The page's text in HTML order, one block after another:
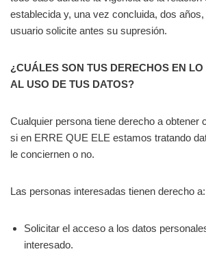
establecida y, una vez concluida, dos
usuario solicite antes su supresión.
¿CUÁLES SON TUS DERECHOS EN
AL USO DE TUS DATOS?
Cualquier persona tiene derecho a obtener
si en ERRE QUE ELE estamos tratando
le conciernen o no.
Las personas interesadas tienen derecho a:
Solicitar el acceso a los datos
interesado.